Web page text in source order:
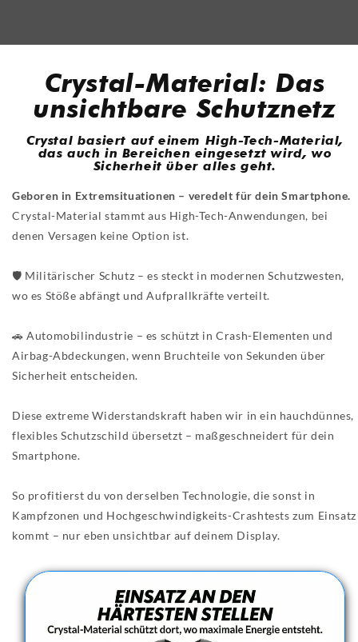
Crystal-Material: Das
unsichtbare Schutznetz
Crystal basiert auf einem High-Tech-Material,
das auch in Bereichen eingesetzt wird, wo
Sicherheit über alles geht.
Geboren in Extremsituationen – veredelt für dein Smartphone.
Crystal-Material stammt aus High-Tech-Anwendungen, bei
denen Versagen keine Option ist.
🛡️ Militärischer Schutz – es steckt in modernen Schutzwesten,
wo es Stöße abfängt und Aufprallkräfte verteilt.
🚗 Automobilindustrie – es schützt in Crash-Elementen und
Airbag-Abdeckungen, wenn Bruchteile von Sekunden über
Sicherheit entscheiden.
Diese extreme Widerstandskraft haben wir in ein hauchdünnes,
flexibles Schutzschild übersetzt – maßgeschneidert für dein
Smartphone.
So profitierst du von derselben Technologie, die sonst in
Kampfzonen und Hochgeschwindigkeits-Crashtests zum Einsatz
kommt – nur eben unsichtbar auf deinem Display.